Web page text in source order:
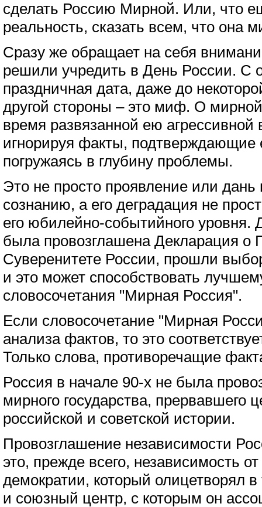
сделать Россию Мирной. Или, что
реальность, сказать всем, что она
Сразу же обращает на себя
решили учредить в День России. С
праздничная дата, даже до
другой стороны – это миф. О
время развязанной ею агрессивной
игнорируя факты, подтверждающие
погружаясь в глубину проблемы.
Это не просто проявление или
сознанию, а его деградация не
его юбилейно-событийного уровня.
была провозглашена Декларация о
Суверенитете России, прошли
и это может способствовать
словосочетания "Мирная Россия".
Если словосочетание "Мирная
анализа фактов, то это
Только слова, противоречащие
Россия в начале 90-х не была
мирного государства, прервавшего
российской и советской истории.
Провозглашение независимости
это, прежде всего, независимость от
демократии, который олицетворял
и союзный центр, с которым он